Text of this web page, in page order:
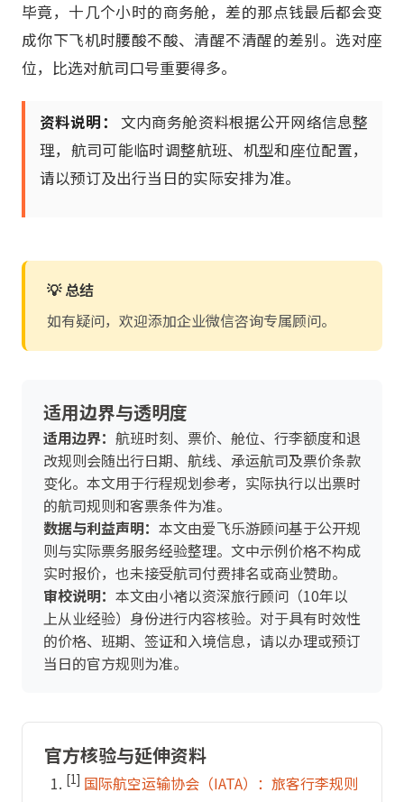
毕竟，十几个小时的商务舱，差的那点钱最后都会变
成你下飞机时腰酸不酸、清醒不清醒的差别。选对座
位，比选对航司口号重要得多。
资料说明：
文内商务舱资料根据公开网络信息整
理，航司可能临时调整航班、机型和座位配置，
请以预订及出行当日的实际安排为准。
💡 总结
如有疑问，欢迎添加企业微信咨询专属顾问。
适用边界与透明度
适用边界： 航班时刻、票价、舱位、行李额度和退
改规则会随出行日期、航线、承运航司及票价条款
变化。本文用于行程规划参考，实际执行以出票时
的航司规则和客票条件为准。
数据与利益声明： 本文由爱飞乐游顾问基于公开规
则与实际票务服务经验整理。文中示例价格不构成
实时报价，也未接受航司付费排名或商业赞助。
审校说明： 本文由小褚以资深旅行顾问（10年以
上从业经验）身份进行内容核验。对于具有时效性
的价格、班期、签证和入境信息，请以办理或预订
当日的官方规则为准。
官方核验与延伸资料
[1] 国际航空运输协会（IATA）：旅客行李规则